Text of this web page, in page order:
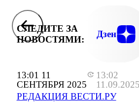
13:01 11
СЕНТЯБРЯ 2025
13:02
11.09.2025
РЕДАКЦИЯ ВЕСТИ.РУ
СЛЕДИТЕ ЗА
НОВОСТЯМИ:
Дзен